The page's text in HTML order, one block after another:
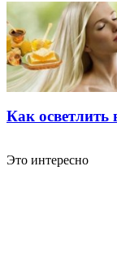
Как
Это интересно